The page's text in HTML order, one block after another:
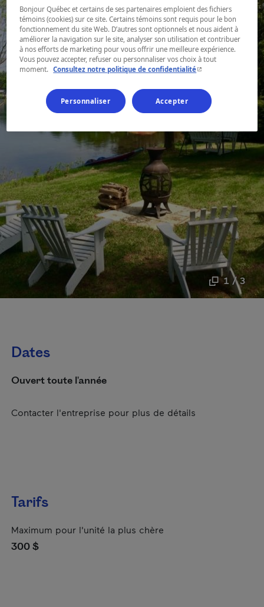
1 / 3
Dates
Ouvert toute l'année
Contacter l'entreprise pour plus de détails
Tarifs
Maximum pour l'unité la plus chère
300 $
Bonjour Québec et certains de ses partenaires emploient des fichiers
témoins (cookies) sur ce site. Certains témoins sont requis pour le bon
fonctionnement du site Web. D’autres sont optionnels et nous aident à
améliorer la navigation sur le site, analyser son utilisation et contribuer
à nos efforts de marketing pour vous offrir une meilleure expérience.
Vous pouvez accepter, refuser ou personnaliser vos choix à tout
moment.
Consultez notre politique de confidentialité- Cet hyperlien
Personnaliser Accepter